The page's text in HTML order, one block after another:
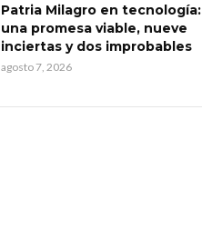
Patria Milagro en tecnología:
una promesa viable, nueve
inciertas y dos improbables
agosto 7, 2026